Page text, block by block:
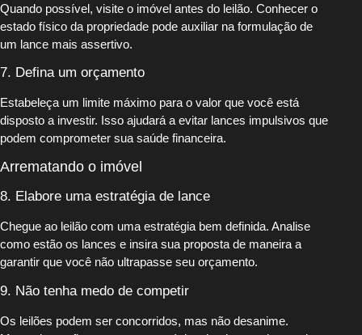
Quando possível, visite o imóvel antes do leilão. Conhecer o
estado físico da propriedade pode auxiliar na formulação de
um lance mais assertivo.
7. Defina um orçamento
Estabeleça um limite máximo para o valor que você está
disposto a investir. Isso ajudará a evitar lances impulsivos que
podem comprometer sua saúde financeira.
Arrematando o imóvel
8. Elabore uma estratégia de lance
Chegue ao leilão com uma estratégia bem definida. Analise
como estão os lances e insira sua proposta de maneira a
garantir que você não ultrapasse seu orçamento.
9. Não tenha medo de competir
Os leilões podem ser concorridos, mas não desanime.